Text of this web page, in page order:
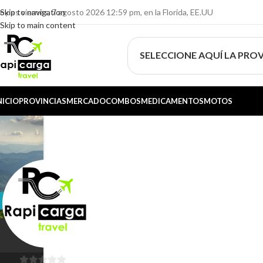
Skip to navigation
Skip to main content
es viernes, 7 agosto 2026 12:59 pm, en la Florida, EE.UU
SELECCIONE AQUÍ LA
PROVINCIASMERCADOCOMBOSMEDICAMENTOSMOTOS
Follow